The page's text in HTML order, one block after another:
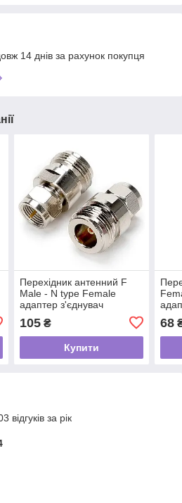
14 днів за рахунок покупця
Перехідник антенний F
Male - N type Female
адаптер з'єднувач
подовжувачів радіо
105₴
Купити
68
відгуків за рік